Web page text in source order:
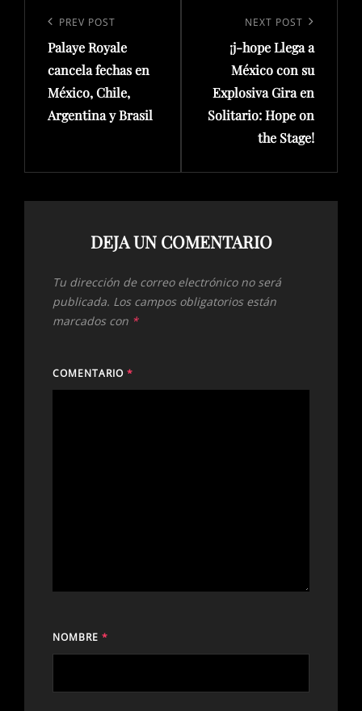
entradas
Previous
Post
PREV POST
Palaye Royale
cancela fechas en
México, Chile,
Argentina y Brasil
Post
NEXT POST
¡j-hope Llega a
México con su
Explosiva Gira en
Solitario: Hope on
the Stage!
DEJA UN COMENTARIO
Tu dirección de correo electrónico no será
publicada. Los campos obligatorios están
marcados con *
COMENTARIO *
NOMBRE *